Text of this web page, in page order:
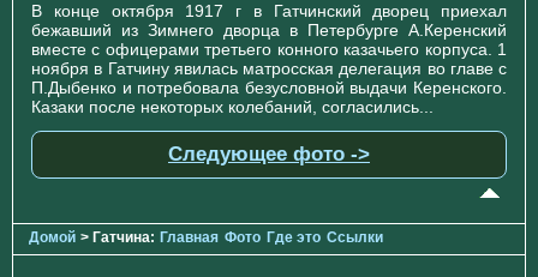
В конце октября 1917 г в Гатчинский дворец приехал
бежавший из Зимнего дворца в Петербурге А.Керенский
вместе с офицерами третьего конного казачьего корпуса. 1
ноября в Гатчину явилась матросская делегация во главе с
П.Дыбенко и потребовала безусловной выдачи Керенского.
Казаки после некоторых колебаний, согласились...
Следующее фото ->
Домой > Гатчина: Главная Фото Где это Ссылки